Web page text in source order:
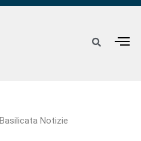
Basilicata Notizie